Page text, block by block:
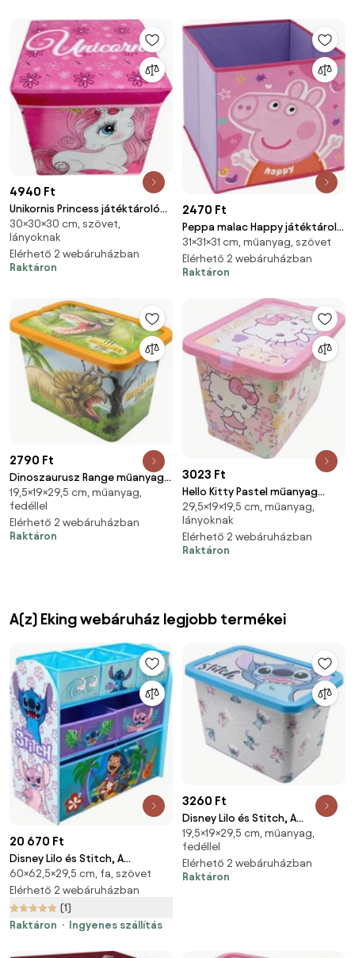
4940 Ft
Unikornis Princess játéktároló
30×30×30 cm
30×30×30 cm, szövet,
lányoknak
Elérhető 2 webáruházban
Raktáron
2470 Ft
Peppa malac Happy játéktároló
31×31×31 cm
31×31×31 cm, műanyag, szövet
Elérhető 2 webáruházban
Raktáron
2790 Ft
Dinoszaurusz Range műanyag
tároló doboz 7 L
19,5×19×29,5 cm, műanyag,
fedéllel
Elérhető 2 webáruházban
Raktáron
3023 Ft
Hello Kitty Pastel műanyag
tároló doboz 7 L
29,5×19×19,5 cm, műanyag,
lányoknak
Elérhető 2 webáruházban
Raktáron
A(z) Eking webáruház legjobb termékei
20 670 Ft
Disney Lilo és Stitch, A
csillagkutya Ohana
tárolószekrény 62,5x29,5x60
cm
60×62,5×29,5 cm, fa, szövet
Elérhető 2 webáruházban
(1)
Raktáron
Ingyenes szállítás
3260 Ft
Disney Lilo és Stitch, A
csillagkutya Angel műanyag
tároló doboz 7 L
19,5×19×29,5 cm, műanyag,
fedéllel
Elérhető 2 webáruházban
Raktáron